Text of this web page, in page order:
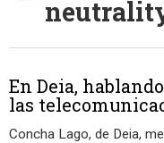
En Deia,
las
Concha Lago, de Deia,